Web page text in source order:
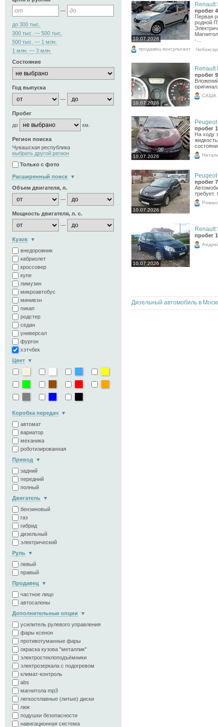
—
до 300 тыс.
300 тыс. — 500 тыс.
500 тыс. — 1 млн.
1 млн. — 3 млн.
Состояние
Год выпуска
—
Пробег
до
км.
Регион поиска
Чувашская республика
выбрать другой регион
Только с фото
Расширенный поиск
Объем двигателя, л.
—
Мощность двигателя, л. с.
—
Кузов
внедорожник
кабриолет
кроссовер
купе
лимузин
микроавтобус
минивэн
пикап
родстер
седан
универсал
фургон
хэтчбек
Цвет
Коробка передач
автомат
вариатор
механика
роботизированная
Привод
задний
передний
полный
Двигатель
бензиновый
газ
гибрид
дизельный
электрический
Руль
левый
правый
Продавец
частное лицо
автосалоны
Дополнительные опции
усилитель рулевого управления
фары ксенон
противотуманные фары
окраска кузова "металлик"
электростеклоподъёмники
электрозеркала с подогревом
климат-контроль
abs
магнитола mp3
легкосплавные (литые) диски
люк
подушки безопасности
навигационная система
10.07.2026
Renault
пробег
Первая
родной
-...
продавец консультант
10.07.2026
Renault
пробег
САША
10.07.2026
пробег
На ходу
10.07.2026
пробег
требует.
Роман
10.07.2026
Renault
пробег